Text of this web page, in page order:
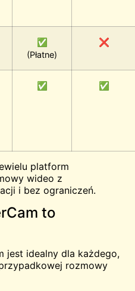
✅
(Płatne)
❌
✅ ✅
platform
wideo z
i bez ograniczeń.
to
jest idealny dla każdego,
rozmowy